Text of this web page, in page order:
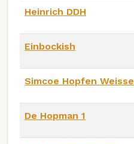
Heinrich DDH
Einbockish
Simcoe Hopfen Weisse
De Hopman 1